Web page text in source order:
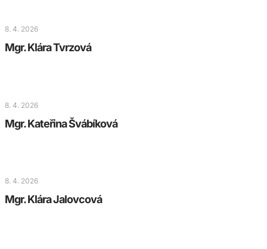
8. 4. 2026
Mgr. Klára Tvrzová
8. 4. 2026
Mgr. Kateřina Švábíková
8. 4. 2026
Mgr. Klára Jalovcová